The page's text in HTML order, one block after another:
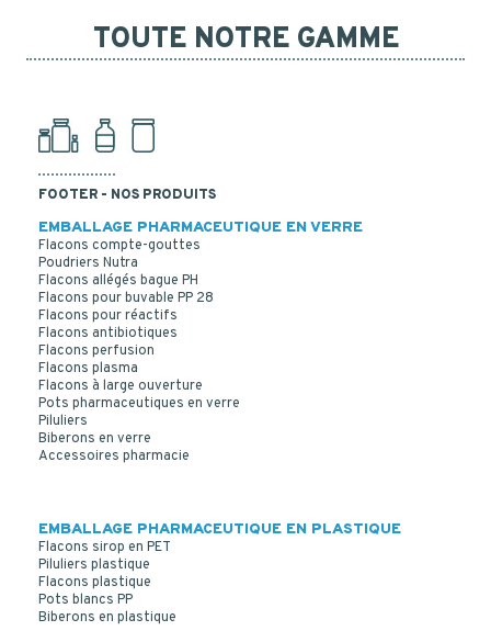
TOUTE NOTRE GAMME
FOOTER - NOS PRODUITS
EMBALLAGE PHARMACEUTIQUE EN VERRE
Flacons compte-gouttes
Poudriers Nutra
Flacons allégés bague PH
Flacons pour buvable PP 28
Flacons pour réactifs
Flacons antibiotiques
Flacons perfusion
Flacons plasma
Flacons à large ouverture
Pots pharmaceutiques en verre
Piluliers
Biberons en verre
Accessoires pharmacie
EMBALLAGE PHARMACEUTIQUE EN PLASTIQUE
Flacons sirop en PET
Piluliers plastique
Flacons plastique
Pots blancs PP
Biberons en plastique